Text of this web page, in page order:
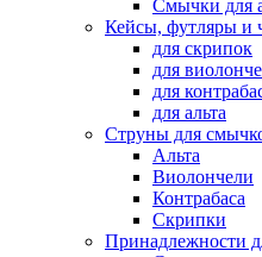
Смычки для
Кейсы, футляры и
для скрипок
для
для
для альта
Струны для
Альта
Виолончели
Контрабаса
Скрипки
Принадлежности